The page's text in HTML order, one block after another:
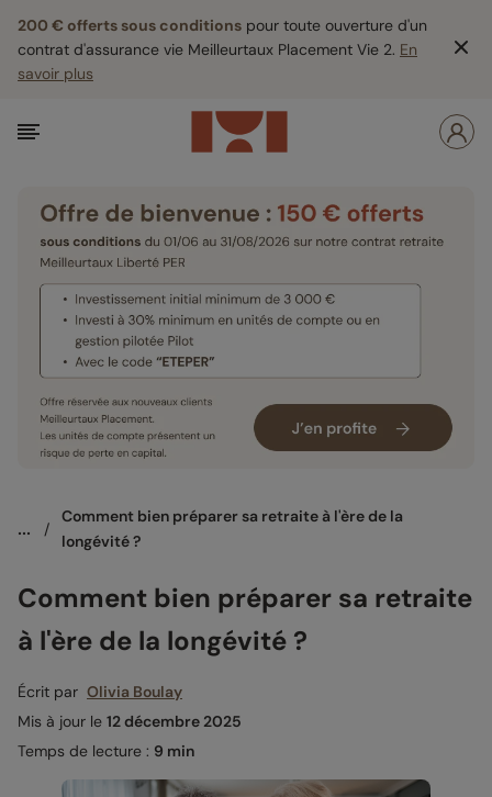
200 € offerts sous conditions pour toute ouverture d'un
contrat d'assurance vie Meilleurtaux Placement Vie 2. En
savoir plus
... /
Comment bien préparer sa retraite à l'ère de la
longévité ?
Comment bien préparer sa retraite
à l'ère de la longévité ?
Écrit par Olivia Boulay
Mis à jour le 12 décembre 2025
Temps de lecture : 9 min